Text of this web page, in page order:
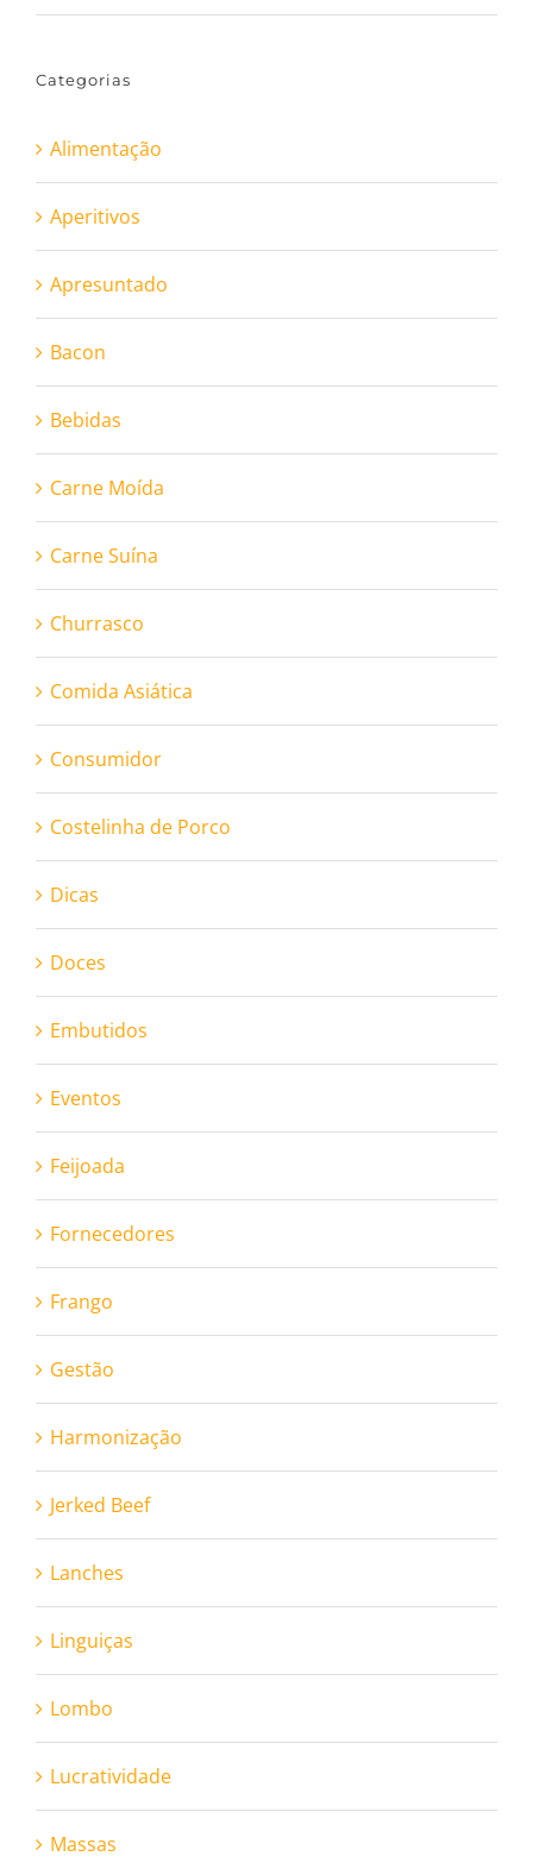
Categorias
Alimentação
Aperitivos
Apresuntado
Bacon
Bebidas
Carne Moída
Carne Suína
Churrasco
Comida Asiática
Consumidor
Costelinha de Porco
Dicas
Doces
Embutidos
Eventos
Feijoada
Fornecedores
Frango
Gestão
Harmonização
Jerked Beef
Lanches
Linguiças
Lombo
Lucratividade
Massas